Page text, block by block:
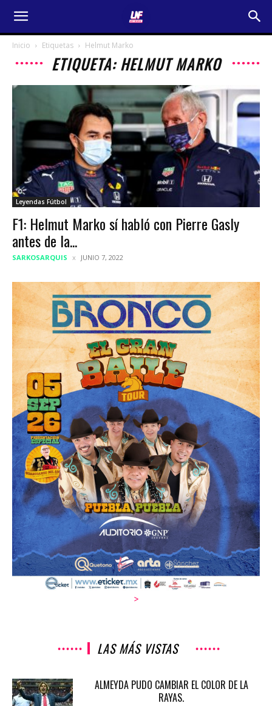
Inicio Etiquetas Helmut Marko
ETIQUETA: HELMUT MARKO
Leyendas Fútbol
F1: Helmut Marko sí habló con Pierre Gasly
antes de la...
SARKOSARQUIS JUNIO 7, 2022
>
LAS MÁS VISTAS
ALMEYDA PUDO CAMBIAR EL COLOR DE LA
RAYAS.